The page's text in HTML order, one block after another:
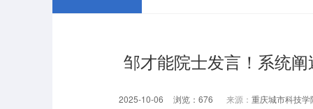
邹才能院士发言！系统
2025-10-06 浏览：676 来源： 重庆城市科技学